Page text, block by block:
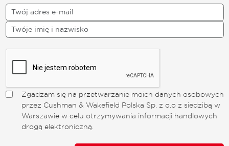
Zgadzam się na przetwarzanie moich danych osobowych
przez Cushman & Wakefield Polska Sp. z o.o z siedzibą w
Warszawie w celu otrzymywania informacji handlowych
drogą elektroniczną.